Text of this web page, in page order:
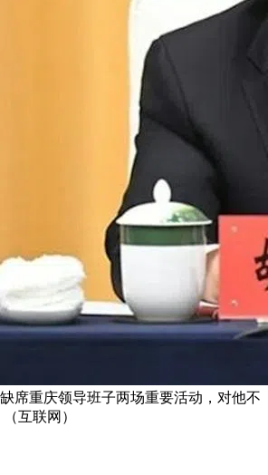
席重庆领导班子两场重要活动，对他不
互联网）